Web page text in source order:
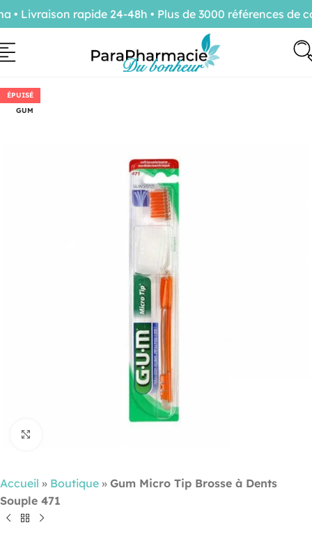
ÉPUISÉ
GUM
Accueil » Boutique » Gum Micro Tip Brosse à Dents
Souple 471
Livraison rapide 24-48h • Plus de 3000 références de